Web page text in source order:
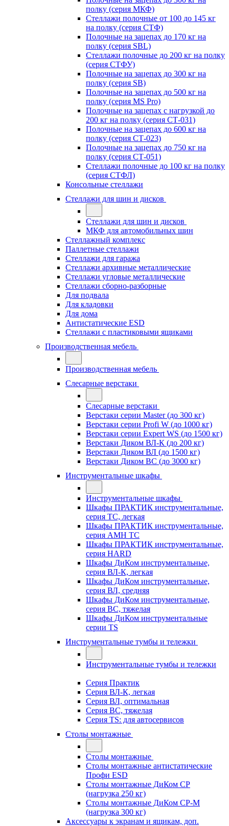
полку (серия МКФ)
Стеллажи полочные от 100 до 145 кг
на полку (серия СТФ)
Полочные на зацепах до 170 кг на
полку (серия SBL)
Стеллажи полочные до 200 кг на полку
(серия СТФУ)
Полочные на зацепах до 300 кг на
полку (серия SB)
Полочные на зацепах до 500 кг на
полку (серия MS Pro)
Полочные на зацепах с нагрузкой до
200 кг на полку (серия СТ-031)
Полочные на зацепах до 600 кг на
полку (серия СТ-023)
Полочные на зацепах до 750 кг на
полку (серия СТ-051)
Стеллажи полочные до 100 кг на полку
(серия СТФЛ)
Консольные стеллажи
Стеллажи для шин и дисков
Стеллажи для шин и дисков
МКФ для автомобильных шин
Стеллажный комплекс
Паллетные стеллажи
Стеллажи для гаража
Стеллажи архивные металлические
Стеллажи угловые металлические
Стеллажи сборно-разборные
Для подвала
Для кладовки
Для дома
Антистатические ESD
Стеллажи с пластиковыми ящиками
Производственная мебель
Производственная мебель
Слесарные верстаки
Слесарные верстаки
Верстаки серии Master (до 300 кг)
Верстаки серии Profi W (до 1000 кг)
Верстаки серии Expert WS (до 1500 кг)
Верстаки Диком ВЛ-К (до 200 кг)
Верстаки Диком ВЛ (до 1500 кг)
Верстаки Диком ВС (до 3000 кг)
Инструментальные шкафы
Инструментальные шкафы
Шкафы ПРАКТИК инструментальные,
серия TC, легкая
Шкафы ПРАКТИК инструментальные,
серия AMH TC
Шкафы ПРАКТИК инструментальные,
серия HARD
Шкафы ДиКом инструментальные,
cерия ВЛ-К, легкая
Шкафы ДиКом инструментальные,
серия ВЛ, средняя
Шкафы ДиКом инструментальные,
серия ВС, тяжелая
Шкафы ДиКом инструментальные
серии TS
Инструментальные тумбы и тележки
Инструментальные тумбы и тележки
Серия Практик
Серия ВЛ-К, легкая
Серия ВЛ, оптимальная
Серия ВС, тяжелая
Серия TS: для автосервисов
Столы монтажные
Столы монтажные
Столы монтажные антистатические
Профи ESD
Столы монтажные ДиКом СР
(нагрузка 250 кг)
Столы монтажные ДиКом СР-М
(нагрузка 300 кг)
Аксессуары к экранам и ящикам, доп.